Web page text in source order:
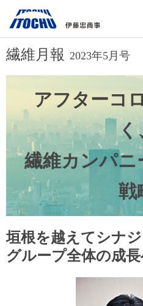
繊維月報 2023年5月号
アフターコ
く
繊維カンパニ
戦
垣根を越えてシナジ
グループ全体の成長